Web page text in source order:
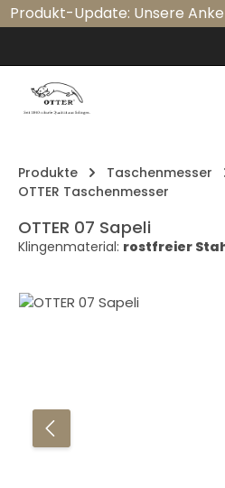
Zum Hauptinhalt springen
Update: Unsere
Produkte
Taschenmesser
OTTER Taschenmesser
OTTER 07 Sapeli
Klingenmaterial: rostfreier
Bildergalerie überspringen